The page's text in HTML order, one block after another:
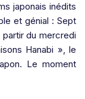
japonais inédits
et génial : Sept
du mercredi
Hanabi », le
Le moment